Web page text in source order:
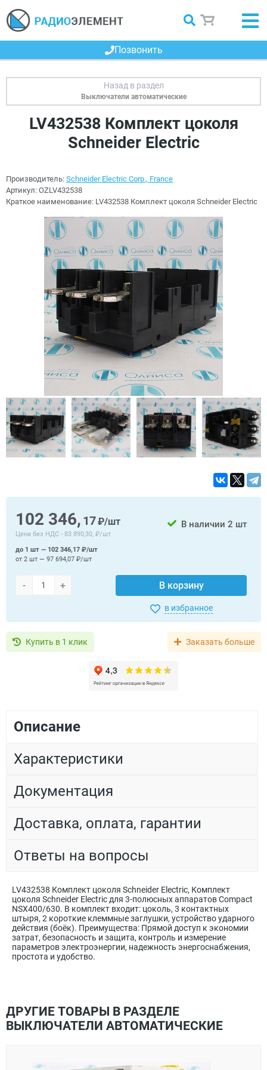
Позвонить
Выключатели автоматические
LV432538 Комплект цоколя
Schneider Electric
Производитель: Schneider Electric Corp., France
Артикул: OZLV432538
Краткое наименование: LV432538 Комплект цоколя Schneider Electric
102 346, 17₽/шт
Цена без НДС - 83 890,30, ₽/шт
В наличии 2 шт
- + В корзину
до 1 шт — 102 346,17 ₽/шт
от 2 шт — 97 694,07 ₽/шт
в избранное
Купить в 1 клик Заказать больше
Описание
Характеристики
Документация
Доставка, оплата, гарантии
Ответы на вопросы
LV432538 Комплект цоколя Schneider Electric, Комплект
цоколя Schneider Electric для 3-полюсных аппаратов Compact
NSX400/630. В комплект входит: цоколь, 3 контактных
штыря, 2 короткие клеммные заглушки, устройство ударного
действия (боёк). Преимущества: Прямой доступ к экономии
затрат, безопасность и защита, контроль и измерение
параметров электроэнергии, надежность энергоснабжения,
простота и удобство.
ДРУГИЕ ТОВАРЫ В РАЗДЕЛЕ
ВЫКЛЮЧАТЕЛИ АВТОМАТИЧЕСКИЕ